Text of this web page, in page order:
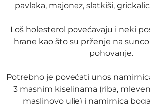
pavlaka, majonez, slatkiši,
Loš holesterol povećavaju i neki
hrane kao što su prženje na
pohovanje.
Potrebno je povećati unos
3 masnim kiselinama (riba,
maslinovo ulje) i namirnica